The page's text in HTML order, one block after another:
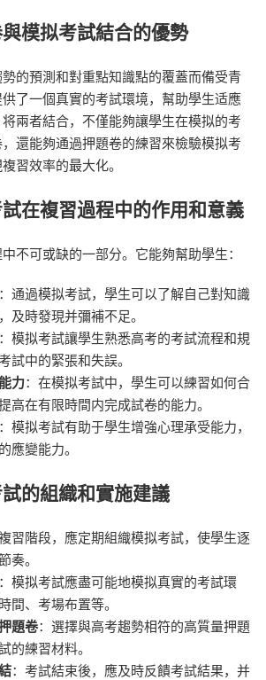
模拟考試結合的優勢
的預測和對重點知識點的覆蓋而備受青
了一個真實的考試環境，幫助學生适應
兩者結合，不僅能夠讓學生在模拟的考
還能夠通過押題卷的練習來檢驗模拟考
習效率的最大化。
在複習過程中的作用和意義
不可或缺的一部分。它能夠幫助學生：
：通過模拟考試，學生可以了解自己對知識
及時發現并彌補不足。
：模拟考試讓學生熟悉高考的考試流程和規
試中的緊張和失誤。
力：在模拟考試中，學生可以練習如何合
高在有限時間内完成試卷的能力。
：模拟考試有助于學生增強心理承受能力，
應變能力。
的組織和實施建議
習階段，應定期組織模拟考試，使學生逐
奏。
：模拟考試應盡可能地模拟真實的考試環
間、考場布置等。
題卷：選擇與高考趨勢相符的高質量押題
的練習材料。
：考試結束後，應及時反饋考試結果，并